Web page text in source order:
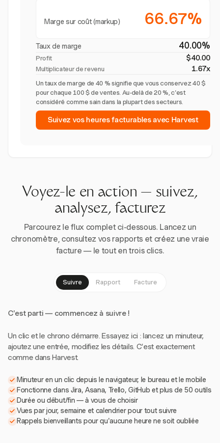
Marge sur coût (markup) 66.67%
Taux de marge 40.00%
Profit $40.00
Multiplicateur de revenu 1.67x
Un taux de marge de 40 % signifie que vous conservez 40 $
pour chaque 100 $ de ventes. Au-delà de 20 %, c'est
considéré comme sain dans la plupart des secteurs.
Suivez vos heures facturables avec Harvest
Voyez-le en action — suivez,
analysez, facturez
Parcourez le flux complet ci-dessous. Lancez un
chronomètre, consultez vos rapports et créez une vraie
facture — le tout en trois clics.
Suivre Rapport Facture
C'est parti — commencez à suivre !
Un clic et le chrono démarre. Essayez ici : lancez un minuteur,
ajoutez une entrée, modifiez les détails. C'est exactement
comme dans Harvest.
Minuteur en un clic depuis le navigateur, le bureau et le mobile
Fonctionne dans Jira, Asana, Trello, GitHub et plus de 50 outils
Durée ou début/fin — à vous de choisir
Vues par jour, semaine et calendrier pour tout suivre
Rappels bienveillants pour qu'aucune heure ne soit oubliée